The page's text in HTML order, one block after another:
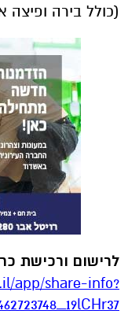
(כולל בירה ופיצה
לרישום ורכישת
app/share-info?